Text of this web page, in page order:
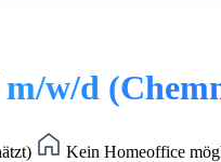
w/d
Kein Homeoffice